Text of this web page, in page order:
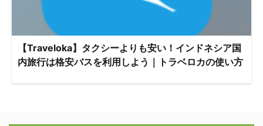
【Traveloka】タクシーよりも安い！インドネシア国
内旅行は格安バスを利用しよう｜トラベロカの使い方